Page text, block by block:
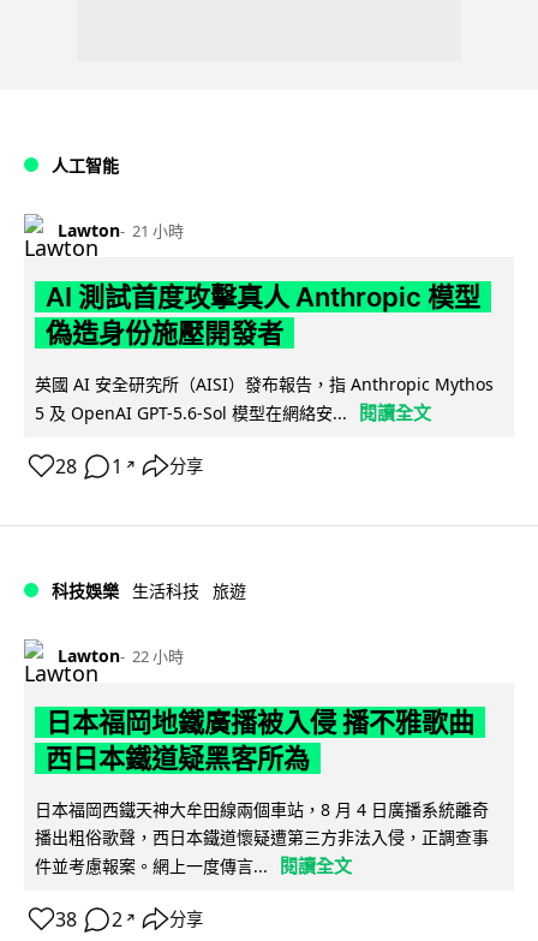
人工智能
Lawton 21 小時
AI 測試首度攻擊真人 Anthropic 模型
偽造身份施壓開發者
英國 AI 安全研究所（AISI）發布報告，指 Anthropic Mythos
5 及 OpenAI GPT-5.6-Sol 模型在網絡安...
閱讀全文
28 1 ↗ 分享
科技娛樂 生活科技 旅遊
Lawton 22 小時
日本福岡地鐵廣播被入侵 播不雅歌曲
西日本鐵道疑黑客所為
日本福岡西鐵天神大牟田線兩個車站，8 月 4 日廣播系統離奇
播出粗俗歌聲，西日本鐵道懷疑遭第三方非法入侵，正調查事
件並考慮報案。網上一度傳言...
閱讀全文
38 2 ↗ 分享